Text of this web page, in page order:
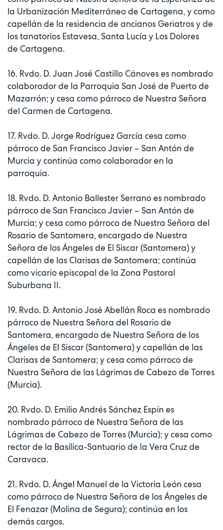
la Urbanización Mediterráneo de Cartagena, y como
capellán de la residencia de ancianos Geriatros y de
los tanatorios Estavesa, Santa Lucía y Los Dolores
de Cartagena.
16. Rvdo. D. Juan José Castillo Cánoves es nombrado
colaborador de la Parroquia San José de Puerto de
Mazarrón; y cesa como párroco de Nuestra Señora
del Carmen de Cartagena.
17. Rvdo. D. Jorge Rodríguez García cesa como
párroco de San Francisco Javier – San Antón de
Murcia y continúa como colaborador en la
parroquia.
18. Rvdo. D. Antonio Ballester Serrano es nombrado
párroco de San Francisco Javier – San Antón de
Murcia; y cesa como párroco de Nuestra Señora del
Rosario de Santomera, encargado de Nuestra
Señora de los Ángeles de El Siscar (Santomera) y
capellán de las Clarisas de Santomera; continúa
como vicario episcopal de la Zona Pastoral
Suburbana II.
19. Rvdo. D. Antonio José Abellán Roca es nombrado
párroco de Nuestra Señora del Rosario de
Santomera, encargado de Nuestra Señora de los
Ángeles de El Siscar (Santomera) y capellán de las
Clarisas de Santomera; y cesa como párroco de
Nuestra Señora de las Lágrimas de Cabezo de Torres
(Murcia).
20. Rvdo. D. Emilio Andrés Sánchez Espín es
nombrado párroco de Nuestra Señora de las
Lágrimas de Cabezo de Torres (Murcia); y cesa como
rector de la Basílica-Santuario de la Vera Cruz de
Caravaca.
21. Rvdo. D. Ángel Manuel de la Victoria León cesa
como párroco de Nuestra Señora de los Ángeles de
El Fenazar (Molina de Segura); continúa en los
demás cargos.